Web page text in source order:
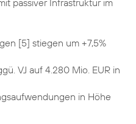
passiver Infrastruktur im
[5] stiegen um +7,5%
VJ auf 4.280 Mio. EUR in
in Höhe